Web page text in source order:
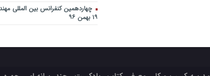
۱۹ بهمن ۹۶